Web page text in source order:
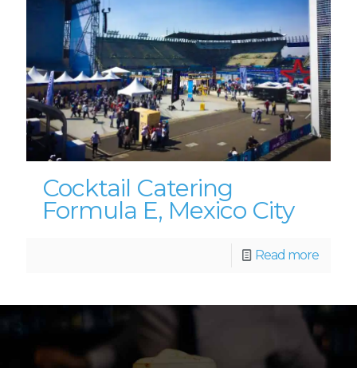
Cocktail Catering
Formula E, Mexico City
Read more